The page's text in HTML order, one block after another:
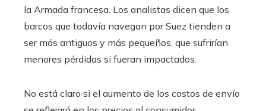
la Armada francesa. Los analistas dicen que los
barcos que todavía navegan por Suez tienden a
ser más antiguos y más pequeños, que sufrirían
menores pérdidas si fueran impactados.
No está claro si el aumento de los costos de envío